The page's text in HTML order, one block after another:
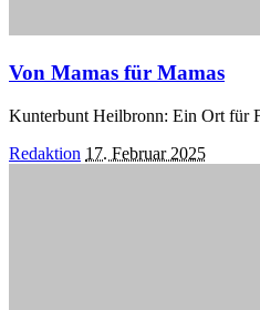
Von Mamas für Mamas
Kunterbunt Heilbronn: Ein Ort für
Posted
Redaktion 17. Februar 2025